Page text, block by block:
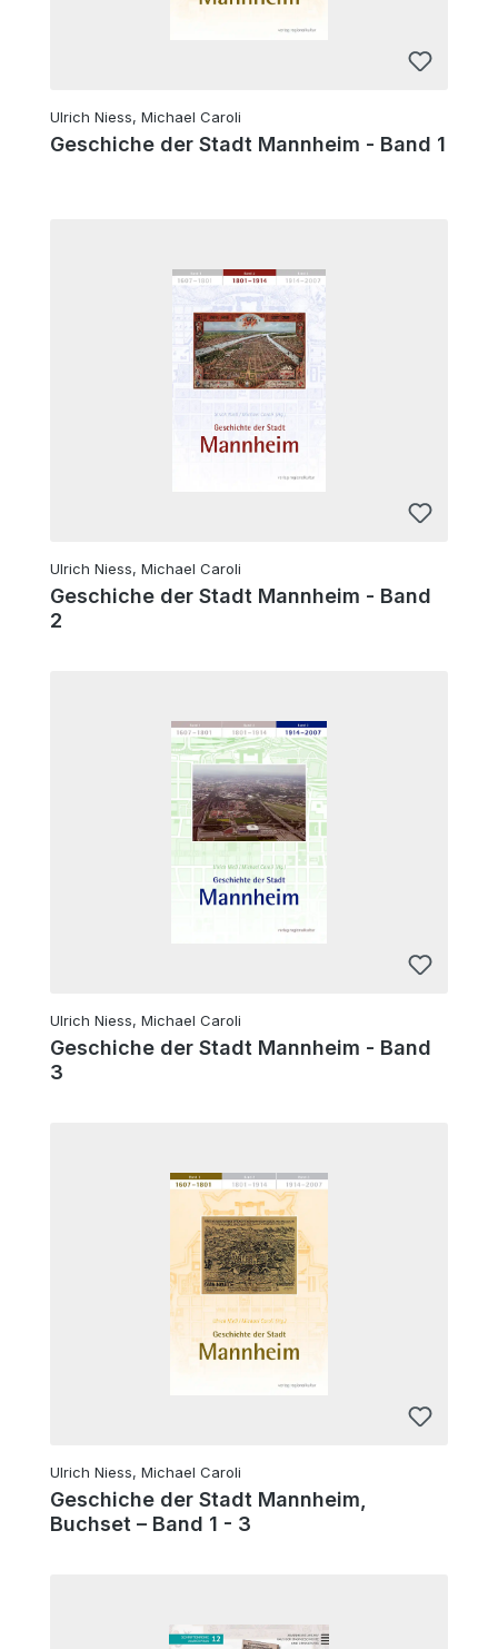
Ulrich Niess, Michael Caroli
Geschiche der Stadt Mannheim - Band 1
Ulrich Niess, Michael Caroli
Geschiche der Stadt Mannheim - Band
2
Ulrich Niess, Michael Caroli
Geschiche der Stadt Mannheim - Band
3
Ulrich Niess, Michael Caroli
Geschiche der Stadt Mannheim,
Buchset – Band 1 - 3